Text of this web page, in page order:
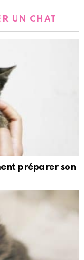
UN CHAT
préparer son